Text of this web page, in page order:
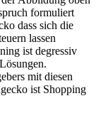
formuliert
dass sich die
lassen
ist degressiv
mit diesen
ist Shopping